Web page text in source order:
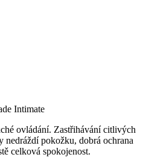
Intimate
ovládání. Zastřihávání citlivých
pokožku, dobrá ochrana
celková spokojenost.